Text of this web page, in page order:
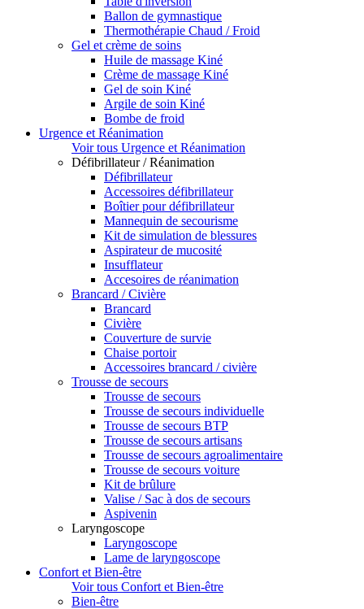
Ballon de gymnastique
Thermothérapie Chaud / Froid
Gel et crème de soins
Huile de massage Kiné
Crème de massage Kiné
Gel de soin Kiné
Argile de soin Kiné
Bombe de froid
Urgence et Réanimation
Voir tous Urgence et Réanimation
Défibrillateur / Réanimation
Défibrillateur
Accessoires défibrillateur
Boîtier pour défibrillateur
Mannequin de secourisme
Kit de simulation de blessures
Aspirateur de mucosité
Insufflateur
Accesoires de réanimation
Brancard / Civière
Brancard
Civière
Couverture de survie
Chaise portoir
Accessoires brancard / civière
Trousse de secours
Trousse de secours
Trousse de secours individuelle
Trousse de secours BTP
Trousse de secours artisans
Trousse de secours agroalimentaire
Trousse de secours voiture
Kit de brûlure
Valise / Sac à dos de secours
Aspivenin
Laryngoscope
Laryngoscope
Lame de laryngoscope
Confort et Bien-être
Voir tous Confort et Bien-être
Bien-être